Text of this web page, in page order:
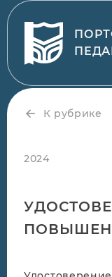
К рубрике
2024